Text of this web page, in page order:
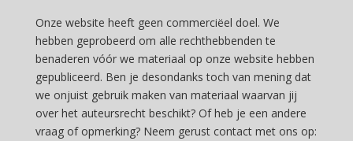
Onze website heeft geen commerciëel doel. We
hebben geprobeerd om alle rechthebbenden te
benaderen vóór we materiaal op onze website hebben
gepubliceerd. Ben je desondanks toch van mening dat
we onjuist gebruik maken van materiaal waarvan jij
over het auteursrecht beschikt? Of heb je een andere
vraag of opmerking? Neem gerust contact met ons op: